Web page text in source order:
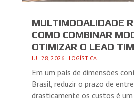
MULTIMODALIDADE
COMO COMBINAR
OTIMIZAR O LEAD
JUL 28, 2026 | LOGÍSTICA
Em um país de dimensões
Brasil, reduzir o prazo de
drasticamente os custos é